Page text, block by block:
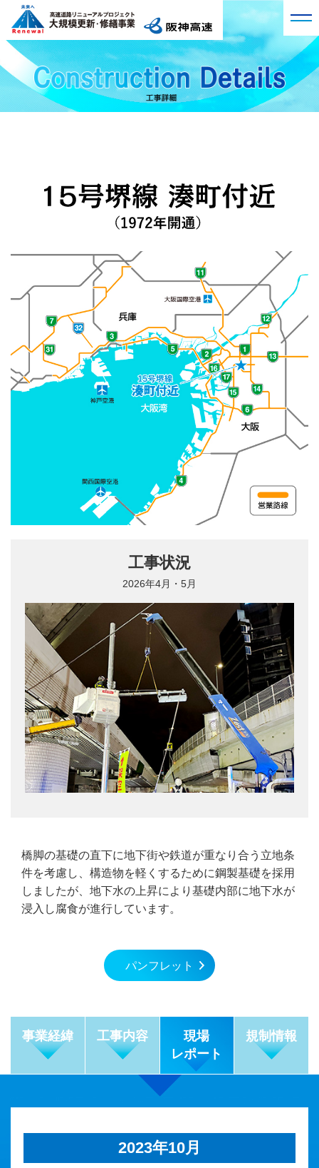
プロジェクト概要
3号神戸線 湊川付近
3号神戸線 京橋付近
11号池田線 大豊橋付近
13号東大阪線 法円坂付近
14号松原線 喜連瓜破付近
15号堺線 湊町付近
16号大阪港線 阿波座付近
32号 新神戸トンネル
第1回 高速道路リニューアルプロジェクトの始動
第3回 橋桁を支える橋脚梁の取替工事を実施
第4回 生まれ変わった玉出入口ランプ橋
第5回 1号環状線〈南行〉 約20年ぶり大規模交通規制
工事完了
第6回 1号環状線リニューアル工事2020南行・2021北
行 工事完了までの軌跡
第7回 16号大阪港線阿波座付近 拡幅部の主桁を取り
換え、道路の縦目地を解消。騒音をなくし、走行性を
第8回 14号松原線喜連瓜破付近 2年半の全面通行止
め、世界初の工法を採用した「前代未聞！？」の橋梁
VR現場見学会
広報アーカイブ
関連資料
工事状況
2026年4月・5月
橋脚の基礎の直下に地下街や鉄道が重なり合う立地条
件を考慮し、構造物を軽くするために鋼製基礎を採用
しましたが、地下水の上昇により基礎内部に地下水が
浸入し腐食が進行しています。
パンフレット
事業経緯 工事内容
現場
レポート
規制情報
2023年10月